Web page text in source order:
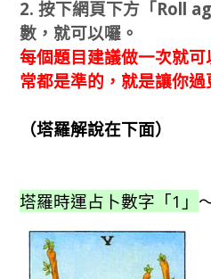
2. 按下網頁下方「Roll
數，就可以囉。
每個題目建議做一次就
常都是準的，就是讓你過
（塔羅解說在下面）
塔羅時運占卜數字「1」